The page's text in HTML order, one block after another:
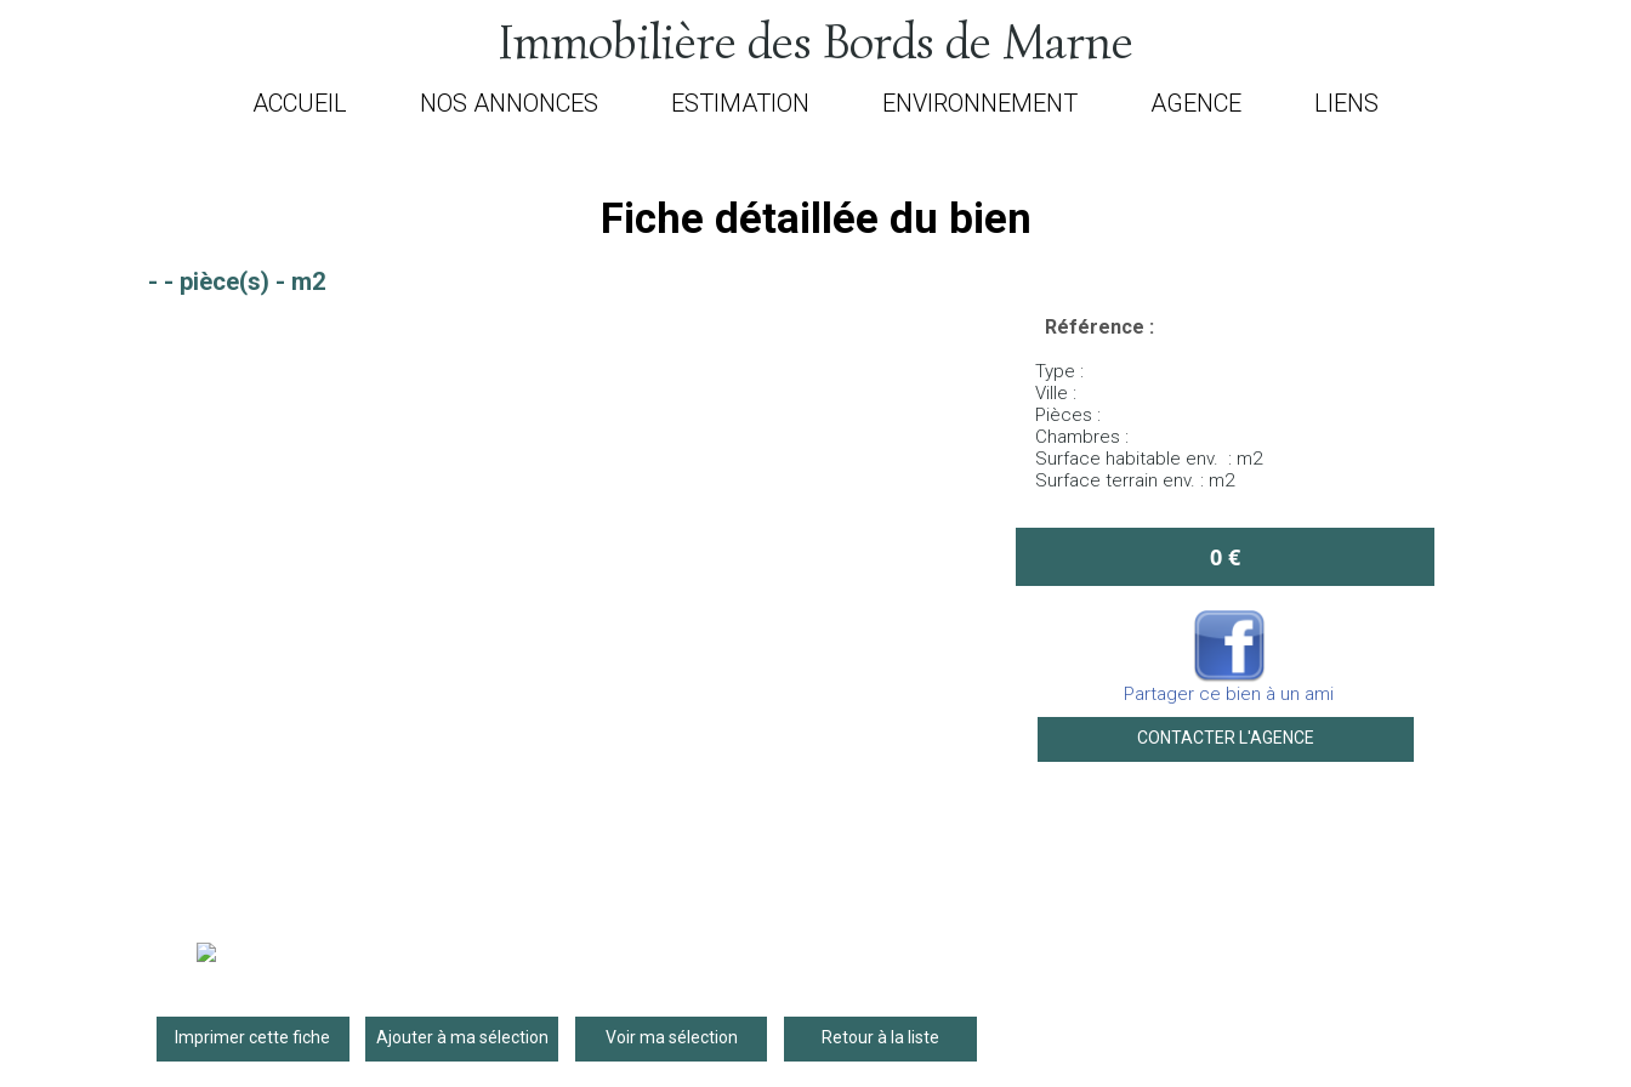
Immobilière des Bords de Marne
ACCUEIL NOS ANNONCES ESTIMATION ENVIRONNEMENT AGENCE LIENS
Fiche détaillée du bien
- - pièce(s) - m2
Imprimer cette fiche Ajouter à ma sélection Voir ma sélection Retour à la liste
Référence :
Type :
Ville :
Pièces :
Chambres :
Surface habitable env. : m2
Surface terrain env. : m2
0 €
Partager ce bien à un ami
CONTACTER L'AGENCE